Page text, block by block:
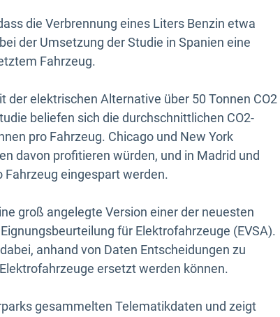
die Verbrennung eines Liters Benzin etwa
der Umsetzung der Studie in Spanien eine
Fahrzeug.
der elektrischen Alternative über 50 Tonnen CO2
beliefen sich die durchschnittlichen CO2-
pro Fahrzeug. Chicago und New York
davon profitieren würden, und in Madrid und
eingespart werden.
groß angelegte Version einer der neuesten
für Elektrofahrzeuge (EVSA).
anhand von Daten Entscheidungen zu
ersetzt werden können.
gesammelten Telematikdaten und zeigt